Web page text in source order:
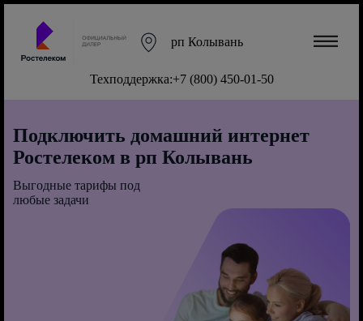
рп Колывань
Техподдержка:+7 (800) 450-01-50
Подключить домашний интернет
Ростелеком в рп Колывань
Выгодные тарифы под
любые задачи